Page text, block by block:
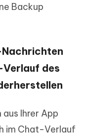
Backup
des
Ihrer App
im Chat-Verlauf